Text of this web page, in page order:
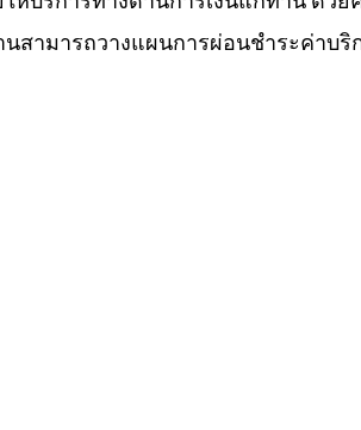
สามารถวางแผนการผ่อนชำระค่าบริ